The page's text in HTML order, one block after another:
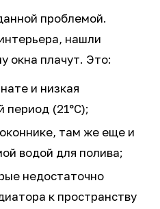
проблемой.
нашли
окна плачут. Это:
и низкая
период (21°C);
там же еще и
водой для полива;
недостаточно
к пространству